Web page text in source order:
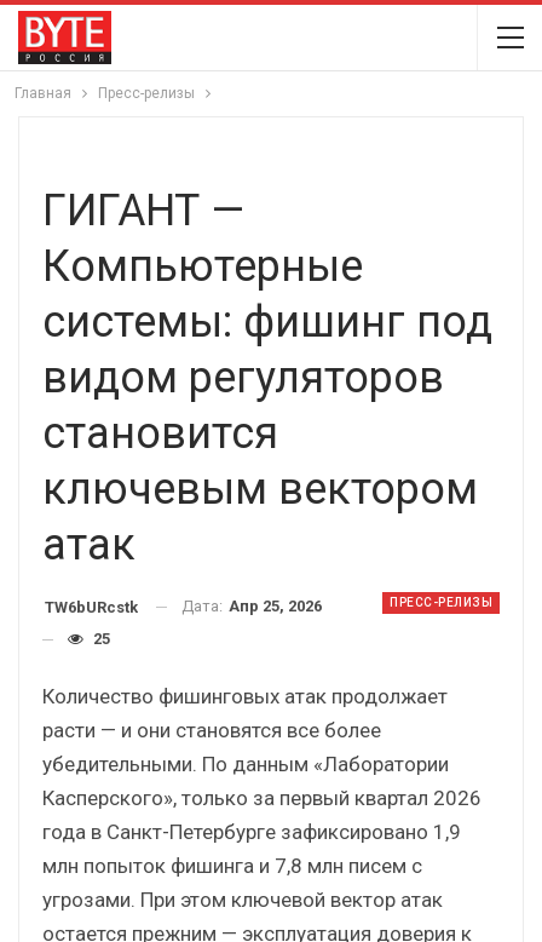
Главная Пресс-релизы
ГИГАНТ —
Компьютерные
системы: фишинг под
видом регуляторов
становится
ключевым вектором
атак
ПРЕСС-РЕЛИЗЫ
TW6bURcstk Дата: Апр 25, 2026
25
Количество фишинговых атак продолжает
расти — и они становятся все более
убедительными. По данным «Лаборатории
Касперского», только за первый квартал 2026
года в Санкт-Петербурге зафиксировано 1,9
млн попыток фишинга и 7,8 млн писем с
угрозами. При этом ключевой вектор атак
остается прежним — эксплуатация доверия к